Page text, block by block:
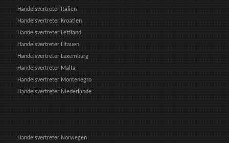
Handelsvertreter Italien
Handelsvertreter Kroatien
Handelsvertreter Lettland
Handelsvertreter Litauen
Handelsvertreter Luxemburg
Handelsvertreter Malta
Handelsvertreter Montenegro
Handelsvertreter Niederlande
Handelsvertreter Norwegen